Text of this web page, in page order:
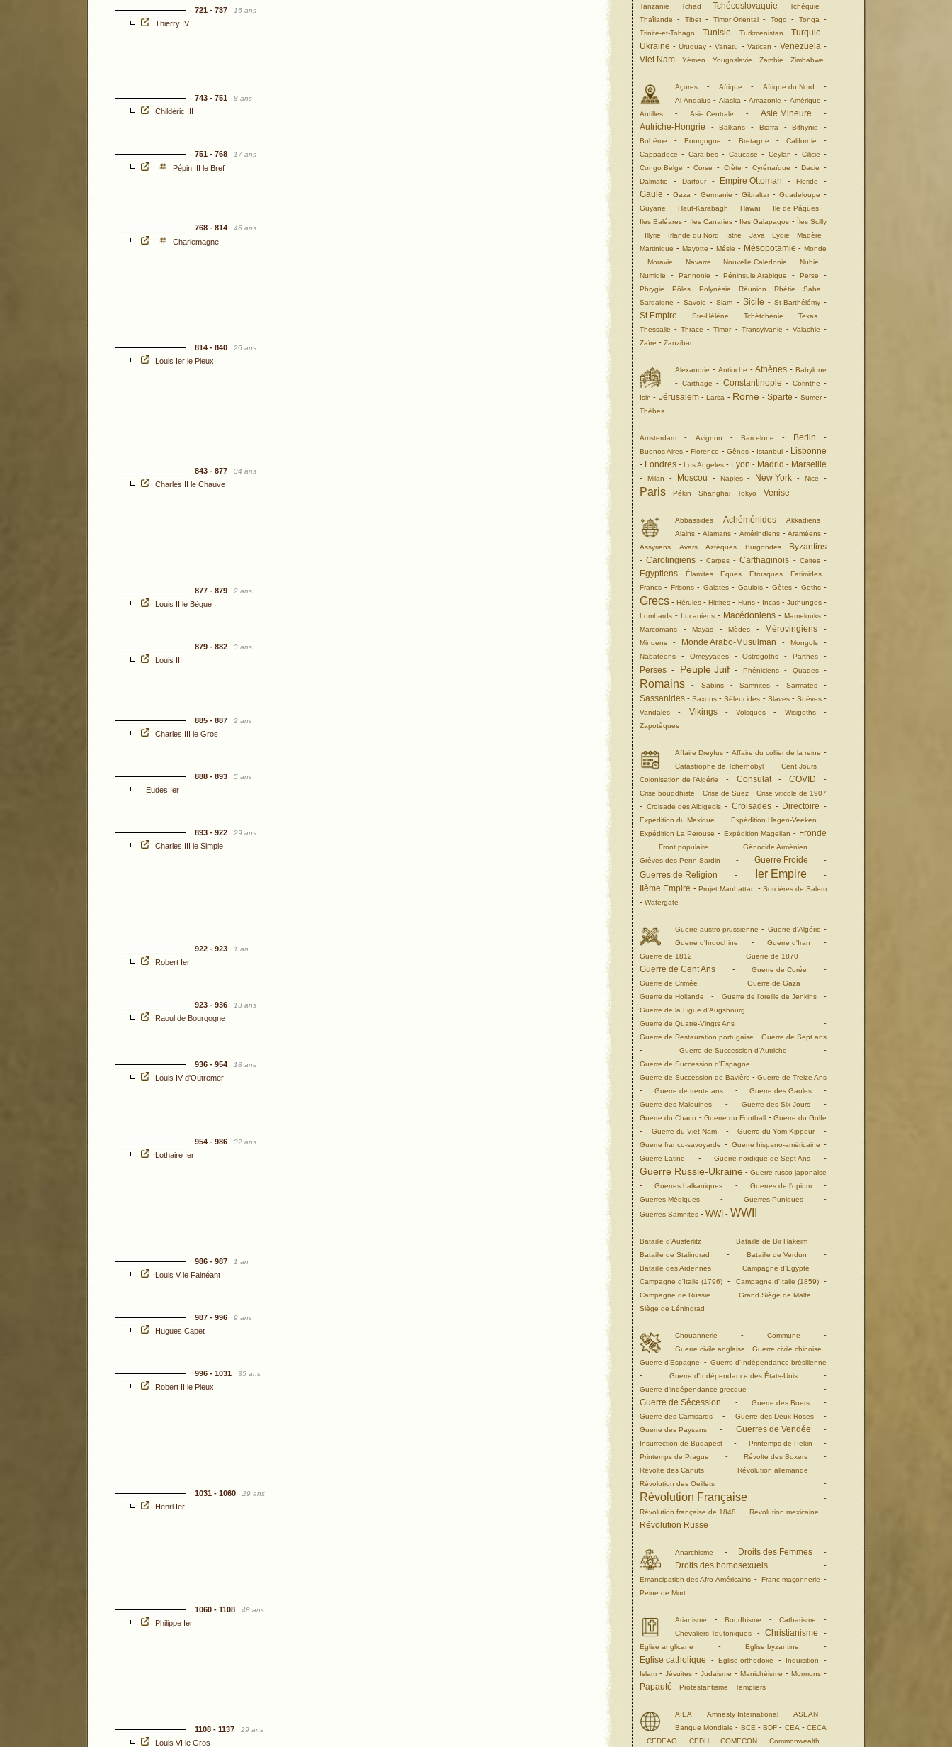
Tanzanie - Tchad -Tchécoslovaquie - Tchéquie -
Thaîlande - Tibet- Timor Oriental- Togo - Tonga -
Trinité-et-Tobago -Tunisie - Turkménistan -Turquie -
Ukraine -Uruguay -Vanatu - Vatican - Venezuela -
Viet Nam - Yémen - Yougoslavie - Zambie - Zimbabwe
Açores - Afrique -Afrique du Nord -
Al-Andalus - Alaska -Amazonie -Amérique -
Antilles - Asie Centrale - Asie Mineure -
Autriche-Hongrie -Balkans - Biafra -Bithynie -
Bohême -Bourgogne - Bretagne - Californie -
Cappadoce - Caraïbes- Caucase - Ceylan - Cilicie -
Congo Belge -Corse - Crète -Cyrénaïque -Dacie -
Dalmatie - Darfour- Empire Ottoman -Floride -
Gaule - Gaza - Germanie -Gibraltar-Guadeloupe -
Guyane -Haut-Karabagh -Hawaï - Ile de Pâques -
Iles Baléares - Iles Canaries- Iles Galapagos -Îles Scilly
- Illyrie - Irlande du Nord - Istrie - Java - Lydie - Madère -
Martinique - Mayotte - Mésie - Mésopotamie - Monde
- Moravie - Navarre -Nouvelle Calédonie -Nubie -
Numidie - Pannonie - Péninsule Arabique - Perse -
Phrygie -Pôles - Polynésie - Réunion -Rhétie -Saba -
Sardaigne -Savoie -Siam - Sicile - St Barthélémy-
St Empire -Ste-Hélène -Tchétchénie -Texas -
Thessalie -Thrace -Timor- Transylvanie - Valachie -
Zaïre - Zanzibar
Alexandrie - Antioche -Athènes -Babylone
- Carthage - Constantinople - Corinthe -
Isin - Jérusalem-Larsa - Rome - Sparte - Sumer-
Thèbes
Amsterdam - Avignon -Barcelone - Berlin -
Buenos Aires - Florence - Gênes - Istanbul - Lisbonne
- Londres - Los Angeles - Lyon - Madrid - Marseille
- Milan - Moscou - Naples- New York -Nice -
Paris - Pékin - Shanghai - Tokyo - Venise
Abbassides - Achéménides - Akkadiens -
Alains -Alamans - Amérindiens-Araméens -
Assyriens - Avars- Aztèques - Burgondes- Byzantins
-Carolingiens - Carpes-Carthaginois - Celtes-
Egyptiens - Élamites-Eques -Etrusques - Fatimides-
Francs - Frisons- Galates- Gaulois- Gètes- Goths-
Grecs -Hérules -Hittites - Huns- Incas- Juthunges-
Lombards - Lucaniens - Macédoniens - Mamelouks -
Marcomans -Mayas -Mèdes - Mérovingiens -
Minoens - Monde Arabo-Musulman - Mongols -
Nabatéens - Omeyyades-Ostrogoths -Parthes -
Perses - Peuple Juif- Phéniciens- Quades-
Romains - Sabins-Samnites - Sarmates-
Sassanides -Saxons -Séleucides - Slaves- Suèves-
Vandales - Vikings-Volsques - Wisigoths-
Zapotèques
Affaire Dreyfus - Affaire du collier de la reine -
Catastrophe de Tchernobyl - Cent Jours-
Colonisation de l'Algérie - Consulat-COVID -
Crise bouddhiste - Crise de Suez - Crise viticole de 1907
- Croisade des Albigeois-Croisades - Directoire -
Expédition du Mexique -Expédition Hagen-Veeken -
Expédition La Perouse - Expédition Magellan - Fronde
- Front populaire -Génocide Arménien -
Grèves des Penn Sardin - Guerre Froide -
Guerres de Religion - Ier Empire-
IIème Empire - Projet Manhattan - Sorcières de Salem
- Watergate
Guerre austro-prussienne - Guerre d'Algérie -
Guerre d'Indochine -Guerre d'Iran -
Guerre de 1812 - Guerre de 1870 -
Guerre de Cent Ans -Guerre de Corée -
Guerre de Crimée - Guerre de Gaza -
Guerre de Hollande - Guerre de l'oreille de Jenkins-
Guerre de la Ligue d'Augsbourg -
Guerre de Quatre-Vingts Ans -
Guerre de Restauration portugaise - Guerre de Sept ans
- Guerre de Succession d'Autriche -
Guerre de Succession d'Espagne -
Guerre de Succession de Bavière - Guerre de Treize Ans
- Guerre de trente ans-Guerre des Gaules -
Guerre des Malouines - Guerre des Six Jours -
Guerre du Chaco - Guerre du Football - Guerre du Golfe
- Guerre du Viet Nam-Guerre du Yom Kippour-
Guerre franco-savoyarde - Guerre hispano-américaine -
Guerre Latine -Guerre nordique de Sept Ans -
Guerre Russie-Ukraine - Guerre russo-japonaise
-Guerres balkaniques - Guerres de l'opium-
Guerres Médiques - Guerres Puniques -
Guerres Samnites - WWI - WWII
Bataille d'Austerlitz -Bataille de Bir Hakeim -
Bataille de Stalingrad - Bataille de Verdun -
Bataille des Ardennes - Campagne d'Egypte -
Campagne d'Italie (1796) - Campagne d'Italie (1859)-
Campagne de Russie - Grand Siège de Malte -
Siège de Léningrad
Chouannerie - Commune -
Guerre civile anglaise - Guerre civile chinoise -
Guerre d'Espagne - Guerre d'Indépendance brésilienne
- Guerre d'Indépendance des États-Unis-
Guerre d'indépendance grecque -
Guerre de Sécession -Guerre des Boers -
Guerre des Camisards - Guerre des Deux-Roses -
Guerre des Paysans - Guerres de Vendée -
Insurrection de Budapest - Printemps de Pekin -
Printemps de Prague -Révolte des Boxers -
Révolte des Canuts -Révolution allemande -
Révolution des Oeillets -
Révolution Française -
Révolution française de 1848 - Révolution mexicaine -
Révolution Russe
Anarchisme - Droits des Femmes -
Droits des homosexuels -
Emancipation des Afro-Américains - Franc-maçonnerie -
Peine de Mort
Arianisme -Boudhisme -Catharisme -
Chevaliers Teutoniques -Christianisme -
Eglise anglicane -Eglise byzantine -
Eglise catholique -Eglise orthodoxe - Inquisition -
Islam - Jésuites - Judaisme - Manichéisme - Mormons -
Papauté - Protestantisme - Templiers
AIEA - Amnesty International- ASEAN-
Banque Mondiale - BCE - BDF - CEA - CECA
-CEDEAO - CEDH-COMECON - Commonwealth -
721 - 737 16 ans
Thierry IV
743 - 751 8 ans
Childéric III
751 - 768 17 ans
Pépin III le Bref
768 - 814 46 ans
Charlemagne
814 - 840 26 ans
Louis Ier le Pieux
843 - 877 34 ans
Charles II le Chauve
877 - 879 2 ans
Louis II le Bègue
879 - 882 3 ans
Louis III
885 - 887 2 ans
Charles III le Gros
888 - 893 5 ans
Eudes Ier
893 - 922 29 ans
Charles III le Simple
922 - 923 1 an
Robert Ier
923 - 936 13 ans
Raoul de Bourgogne
936 - 954 18 ans
Louis IV d'Outremer
954 - 986 32 ans
Lothaire Ier
986 - 987 1 an
Louis V le Fainéant
987 - 996 9 ans
Hugues Capet
996 - 1031 35 ans
Robert II le Pieux
1031 - 1060 29 ans
Henri Ier
1060 - 1108 48 ans
Philippe Ier
1108 - 1137 29 ans
Louis VI le Gros